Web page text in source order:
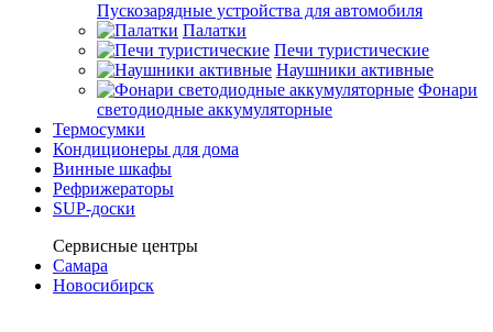
Пускозарядные устройства для автомобиля
Палатки
Печи туристические
Наушники активные
Фонари
светодиодные аккумуляторные
Термосумки
Кондиционеры для дома
Винные шкафы
Рефрижераторы
SUP-доски
Сервисные центры
Самара
Новосибирск